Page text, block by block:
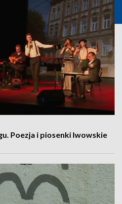
Poezja i piosenki lwowskie